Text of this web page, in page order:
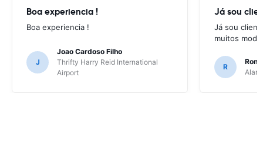
Boa experiencia !
Boa experiencia !
J
Joao Cardoso Filho
Thrifty Harry Reid International
Airport
Já sou
Já sou
muitos
R